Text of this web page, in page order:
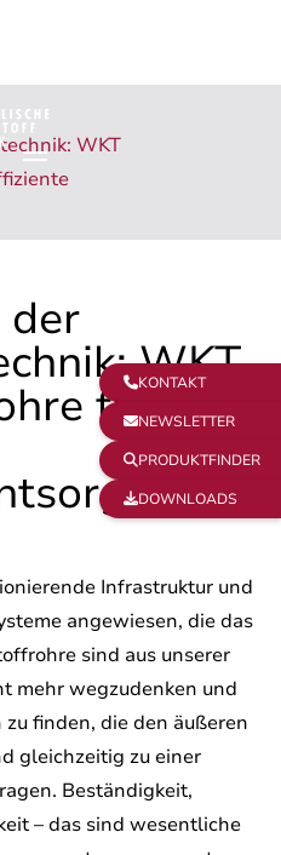
WKT
der
WKT
für eine
Infrastruktur und
angewiesen, die das
sind aus unserer
mehr wegzudenken und
finden, die den äußeren
gleichzeitig zu einer
Beständigkeit,
– das sind wesentliche
KONTAKT
NEWSLETTER
 PRODUKTFINDER
DOWNLOADS